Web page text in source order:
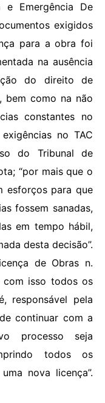
Emergência De
exigidos
para a obra foi
na ausência
do direito de
bem como na não
constantes no
no TAC
do Tribunal de
“por mais que o
esforços para que
fossem sanadas,
em tempo hábil,
desta decisão”.
de Obras n.
com isso todos os
responsável pela
continuar com a
processo seja
todos os
nova licença”.